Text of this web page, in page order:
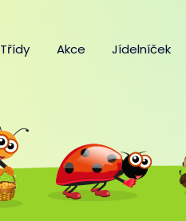
Třídy Akce Jídelníček